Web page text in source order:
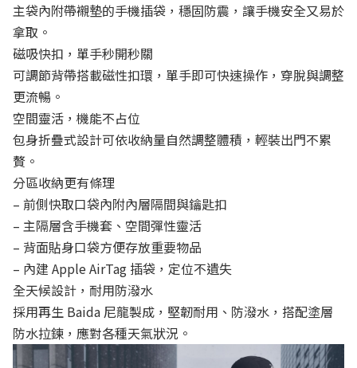
主袋內附帶襯墊的手機插袋，穩固防震，讓手機安全又易於
拿取。
磁吸快扣，單手秒開秒關
可調節背帶搭載磁性扣環，單手即可快速操作，穿脫與調整
更流暢。
空間靈活，機能不占位
包身折疊式設計可依收納量自然調整體積，輕裝出門不累
贅。
分區收納更有條理
– 前側快取口袋內附內層隔間與鑰匙扣
– 主隔層含手機套、空間彈性靈活
– 背面貼身口袋方便存放重要物品
– 內建 Apple AirTag 插袋，定位不遺失
全天候設計，耐用防潑水
採用再生 Baida 尼龍製成，堅韌耐用、防潑水，搭配塗層
防水拉鍊，應對各種天氣狀況。